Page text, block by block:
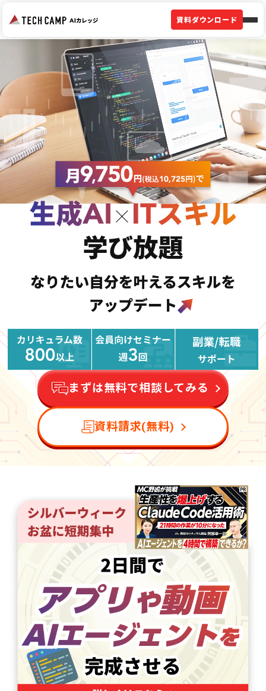
資料ダウンロード
まずは無料で相談してみる
資料請求(無料)